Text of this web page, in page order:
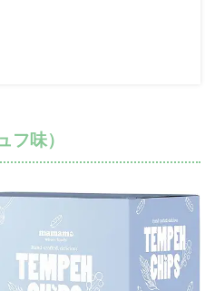
フ味）